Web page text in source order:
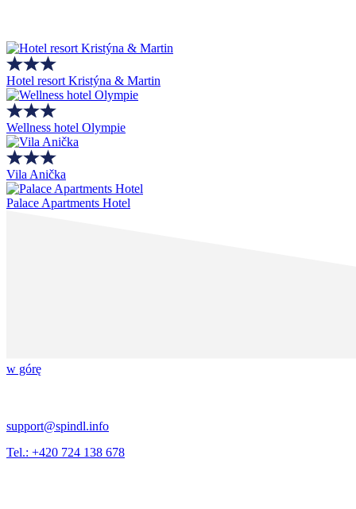
Hotel resort Kristýna & Martin
Wellness hotel Olympie
Vila Anička
Palace Apartments Hotel
w górę
support@spindl.info
Tel.: +420 724 138 678